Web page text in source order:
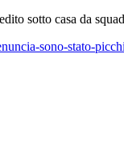
sotto casa da
sono-stato-